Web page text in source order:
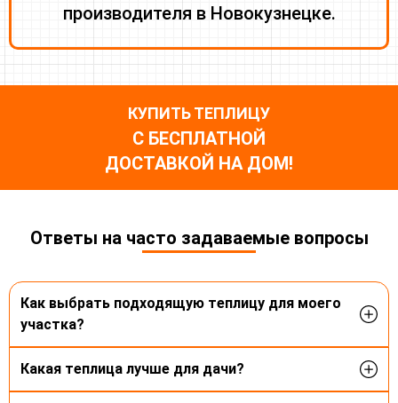
производителя в Новокузнецке.
КУПИТЬ ТЕПЛИЦУ
С БЕСПЛАТНОЙ
ДОСТАВКОЙ НА ДОМ!
Ответы на часто задаваемые вопросы
Как выбрать подходящую теплицу для моего
участка?
вашего участка и виды выращиваемых культур.
Какая теплица лучше для дачи?